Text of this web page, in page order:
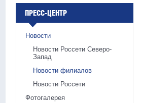
ПРЕСС-ЦЕНТР
Новости
Новости Россети Северо-
Запад
Новости филиалов
Новости Россети
Фотогалерея